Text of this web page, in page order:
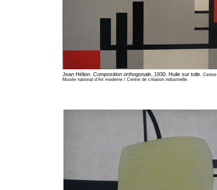
Jean Hélion. Composition orthogonale, 1930. Huile sur toile.
Musée national d'Art moderne / Centre de création industrielle.